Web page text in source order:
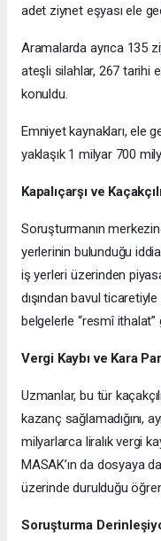
adet ziynet eşyası ele
Aramalarda ayrıca 135
ateşli silahlar, 267 tarihi
konuldu.
Emniyet kaynakları, ele
yaklaşık 1 milyar 700
Kapalıçarşı ve
Soruşturmanın
yerlerinin bulunduğu
iş yerleri üzerinden
dışından bavul
belgelerle “resmî
Vergi Kaybı ve Kara
Uzmanlar, bu tür
kazanç sağlamadığını,
milyarlarca liralık vergi
MASAK’ın da dosyaya
üzerinde durulduğu
Soruşturma